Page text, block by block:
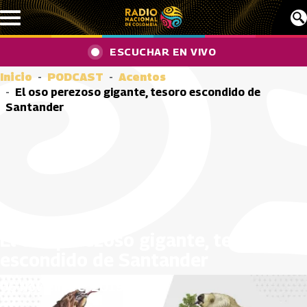
Pasar al contenido principal
ESCUCHAR EN VIVO
Inicio PODCAST
Acentos
El oso perezoso gigante, tesoro escondido de
Santander
06 Noviembre, 2019